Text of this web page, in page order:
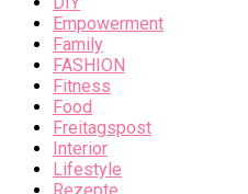
Empowerment
Family
FASHION
Fitness
Food
Freitagspost
Interior
Lifestyle